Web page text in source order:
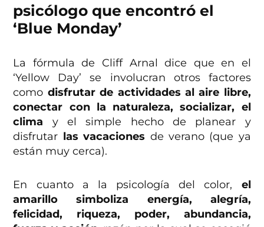
psicólogo que encontró el
‘Blue Monday’
La fórmula de Cliff Arnal dice que en el
‘Yellow Day’ se involucran otros factores
como disfrutar de actividades al aire libre,
conectar con la naturaleza, socializar, el
clima y el simple hecho de planear y
disfrutar las vacaciones de verano (que ya
están muy cerca).
En cuanto a la psicología del color, el
amarillo simboliza energía, alegría,
felicidad, riqueza, poder, abundancia,